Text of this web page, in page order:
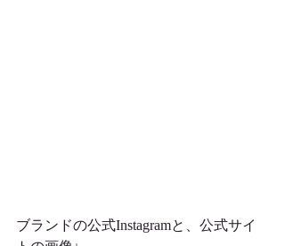
ブランドの公式Instagramと、公式サイ